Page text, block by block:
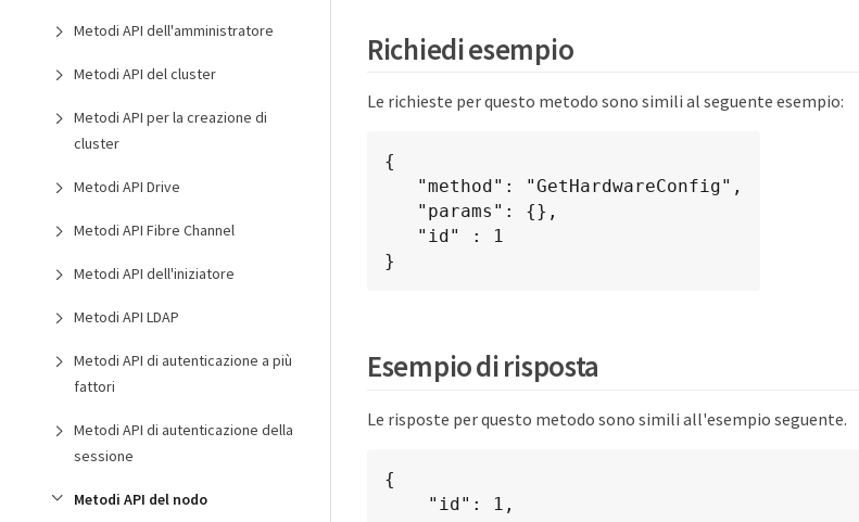
Metodi API dell'amministratore
Metodi API del cluster
Metodi API per la creazione di
cluster
Metodi API Drive
Metodi API Fibre Channel
Metodi API dell'iniziatore
Metodi API LDAP
Metodi API di autenticazione a più
fattori
Metodi API di autenticazione della
sessione
Metodi API del nodo
Richiedi esempio
Le richieste per questo metodo sono simili al seguente esempio:
{
}
Esempio di risposta
Le risposte per questo metodo sono simili all'esempio seguente.
{